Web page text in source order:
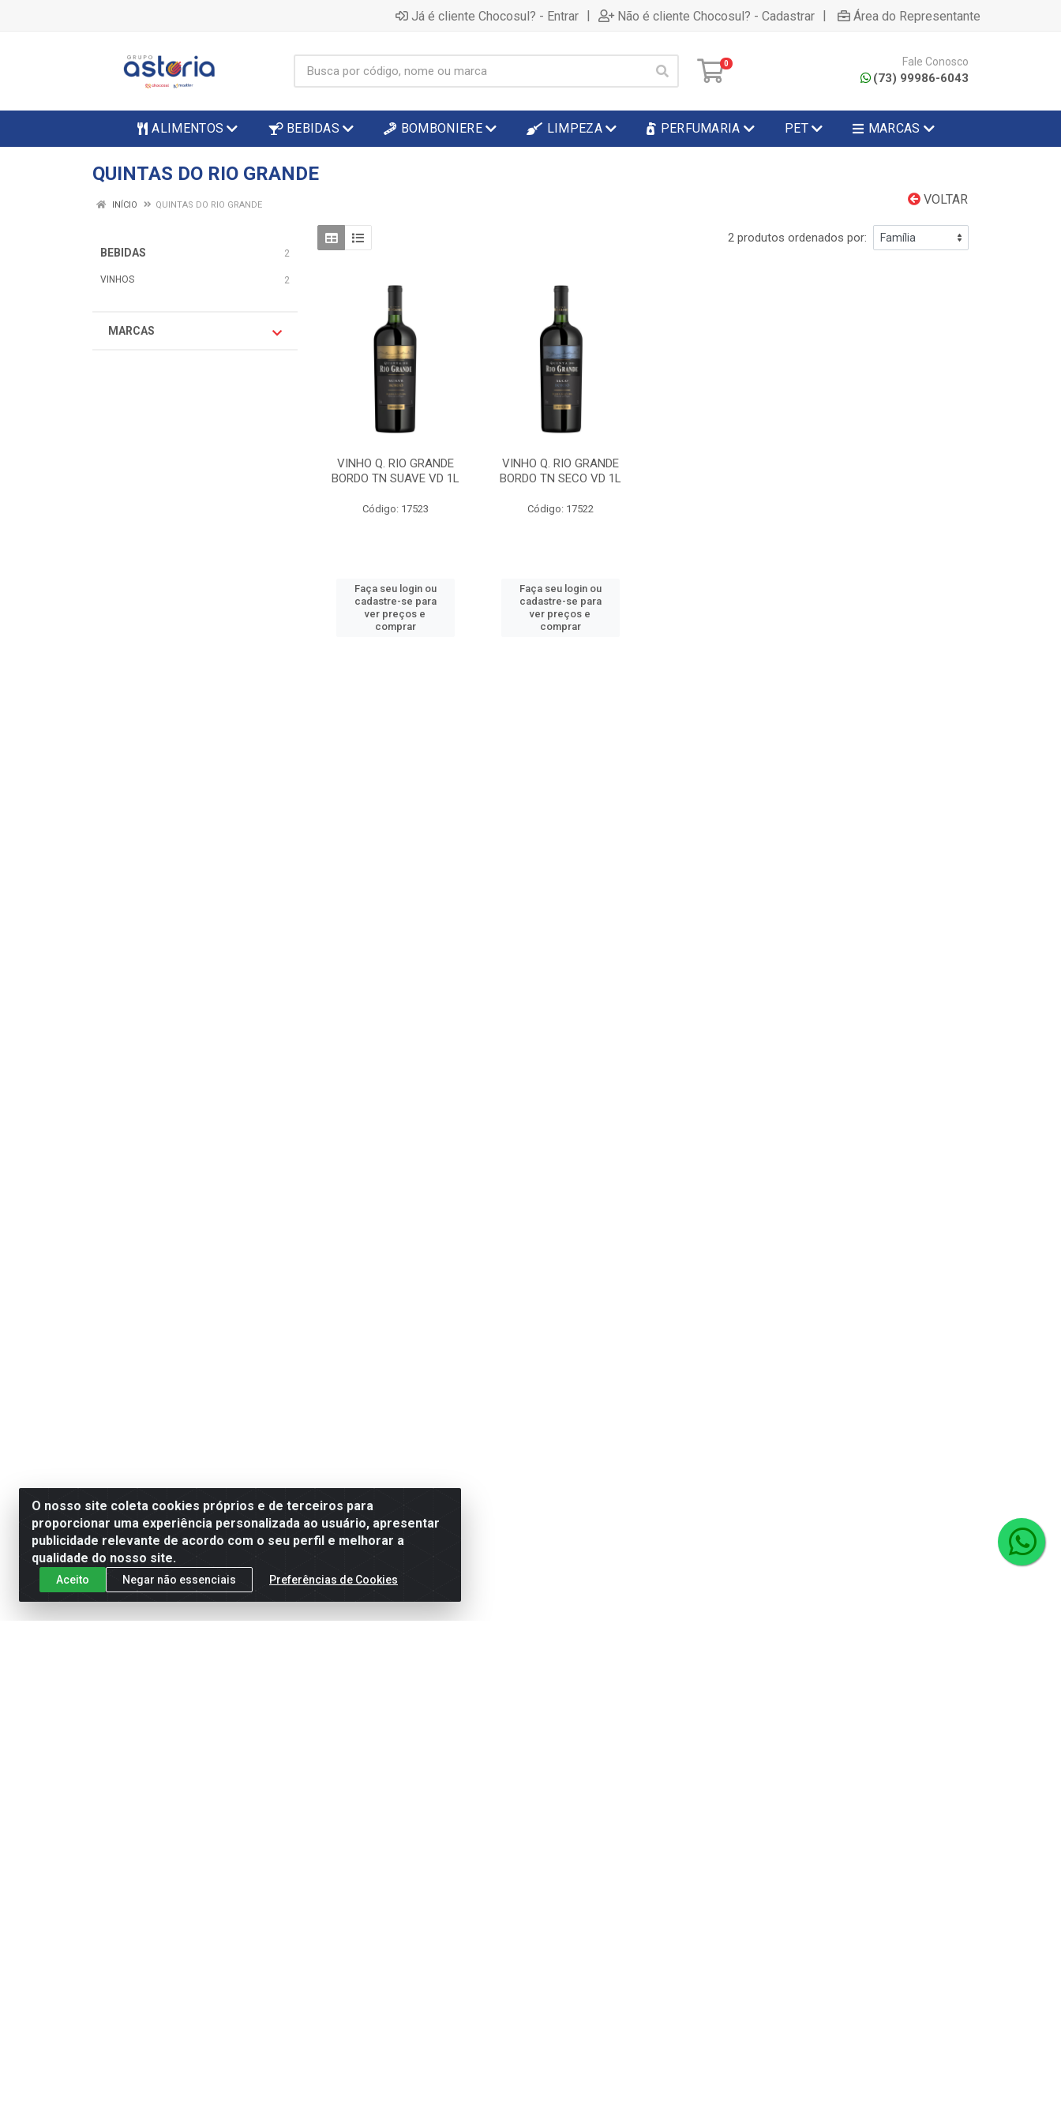
Já é cliente Chocosul? - Entrar | Não é cliente Chocosul? - Cadastrar | Área do Representante
0 Fale Conosco
(73) 99986-6043
ALIMENTOS BEBIDAS BOMBONIERE LIMPEZA PERFUMARIA PET MARCAS
QUINTAS DO RIO GRANDE
VOLTAR
INÍCIO QUINTAS DO RIO GRANDE
BEBIDAS 2
VINHOS 2
MARCAS
2 produtos ordenados por:
VINHO Q. RIO GRANDE
BORDO TN SUAVE VD 1L
Código: 17523
Faça seu login ou
cadastre-se para
ver preços e
comprar
VINHO Q. RIO GRANDE
BORDO TN SECO VD 1L
Código: 17522
Faça seu login ou
cadastre-se para
ver preços e
comprar
O nosso site coleta cookies próprios e de terceiros para
proporcionar uma experiência personalizada ao usuário, apresentar
publicidade relevante de acordo com o seu perfil e melhorar a
qualidade do nosso site.
Aceito Negar não essenciais Preferências de Cookies